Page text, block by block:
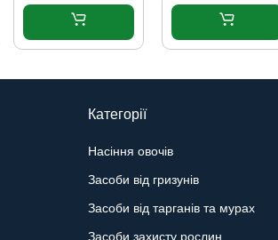
Категорії
Насіння овочів
Засоби від гризунів
Засоби від тарганів та мурах
Засоби захисту рослин